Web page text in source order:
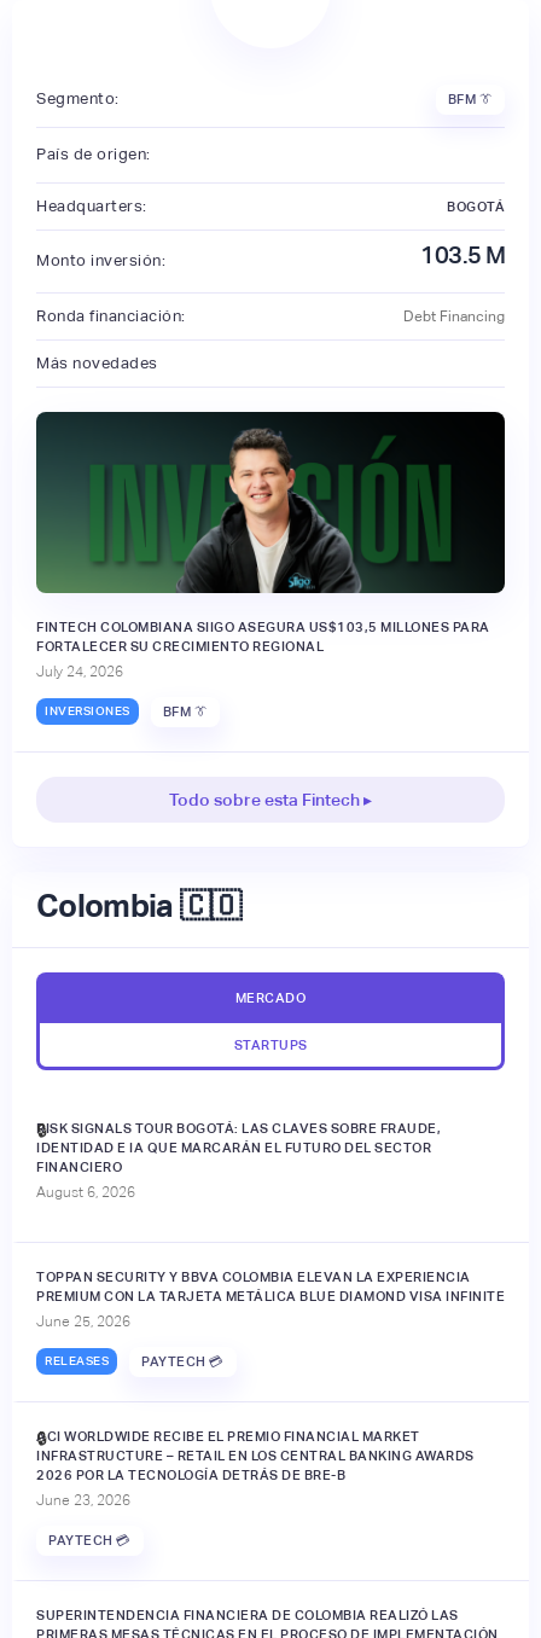
Segmento: BFM 👔
País de origen:
Headquarters: BOGOTÁ
Monto inversión: 103.5 M
Ronda financiación: Debt Financing
Más novedades
FINTECH COLOMBIANA SIIGO ASEGURA US$103,5 MILLONES PARA
FORTALECER SU CRECIMIENTO REGIONAL
July 24, 2026
INVERSIONES BFM 👔
Todo sobre esta Fintech ▸
Colombia 🇨🇴
MERCADO
STARTUPS
RISK SIGNALS TOUR BOGOTÁ: LAS CLAVES SOBRE FRAUDE,
IDENTIDAD E IA QUE MARCARÁN EL FUTURO DEL SECTOR
FINANCIERO
August 6, 2026
🔒
TOPPAN SECURITY Y BBVA COLOMBIA ELEVAN LA EXPERIENCIA
PREMIUM CON LA TARJETA METÁLICA BLUE DIAMOND VISA INFINITE
June 25, 2026
RELEASES PAYTECH 💳
ACI WORLDWIDE RECIBE EL PREMIO FINANCIAL MARKET
INFRASTRUCTURE – RETAIL EN LOS CENTRAL BANKING AWARDS
2026 POR LA TECNOLOGÍA DETRÁS DE BRE-B
June 23, 2026
PAYTECH 💳
🔒
SUPERINTENDENCIA FINANCIERA DE COLOMBIA REALIZÓ LAS
PRIMERAS MESAS TÉCNICAS EN EL PROCESO DE IMPLEMENTACIÓN